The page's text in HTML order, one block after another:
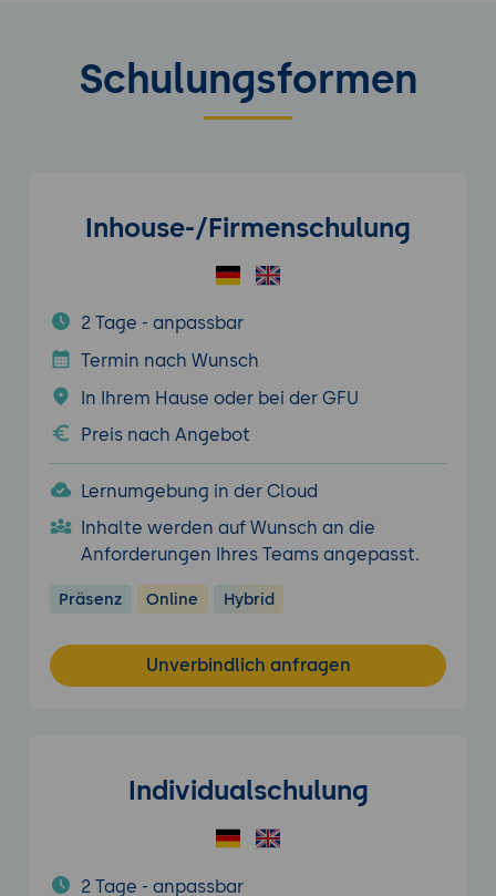
Schulungsformen
Inhouse-/Firmenschulung
2 Tage - anpassbar
Termin nach Wunsch
In Ihrem Hause oder bei der GFU
Preis nach Angebot
Lernumgebung in der Cloud
Inhalte werden auf Wunsch an die
Anforderungen Ihres Teams angepasst.
Präsenz Online Hybrid
Unverbindlich anfragen
Individualschulung
2 Tage - anpassbar